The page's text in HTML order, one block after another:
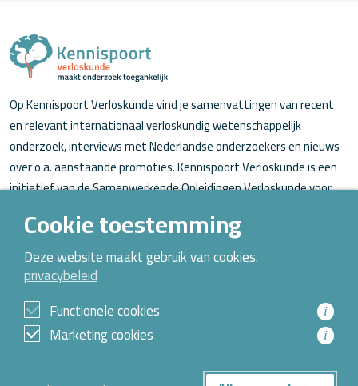
Op Kennispoort Verloskunde vind je samenvattingen van recent
en relevant internationaal verloskundig wetenschappelijk
onderzoek, interviews met Nederlandse onderzoekers en nieuws
over o.a. aanstaande promoties. Kennispoort Verloskunde is een
initiatief van de Samenwerkende Opleidingen Verloskunde voor
Over Kennispoort Verloskunde
Contact
Archief
Cookie toestemming
Deze website maakt gebruik van cookies.
privacybeleid
Functionele cookies
i
Marketing cookies i